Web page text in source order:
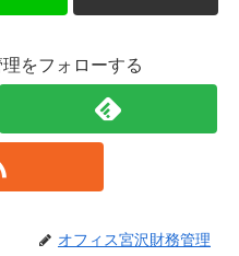
をフォローする
オフィス宮沢財務管理